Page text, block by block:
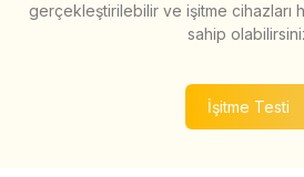
gerçekleştirilebilir ve işitme cihazları
sahip
İşitme Testi